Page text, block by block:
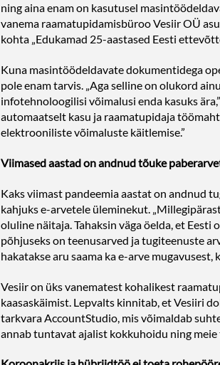
ning aina enam on kasutusel
vanema raamatupidamisbüroo Vesiir OÜ
kohta „Edukamad 25-aastased Eesti
Kuna masintöödeldavate dokumentidega
pole enam tarvis. „Aga selline on olukord
infotehnoloogilisi võimalusi enda kasuks
automaatselt kasu ja raamatupidaja
elektrooniliste võimaluste käitlemise.”
Viimased aastad on andnud tõuke
Kaks viimast pandeemia aastat on andnud
kahjuks e-arvetele üleminekut.
oluline näitaja. Tahaksin väga öelda, et
põhjuseks on teenusarved ja tugiteenuste
hakatakse aru saama ka e-arve
Vesiir on üks vanematest kohalikest
kaasaskäimist. Lepvalts kinnitab, et Vesiiri
tarkvara AccountStudio, mis võimaldab
annab tuntavat ajalist kokkuhoidu ning meie